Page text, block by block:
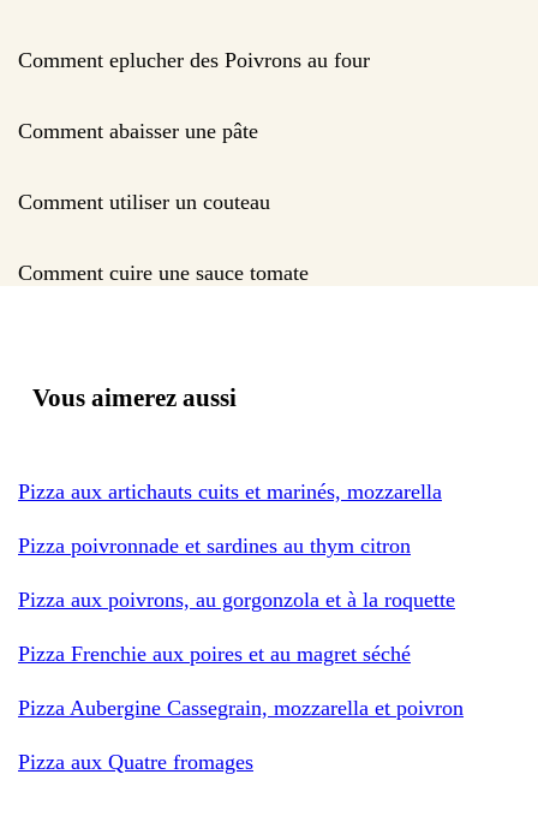
Comment eplucher des Poivrons au four
Comment abaisser une pâte
Comment utiliser un couteau
Comment cuire une sauce tomate
Vous aimerez aussi
Pizza aux artichauts cuits et marinés, mozzarella
Pizza poivronnade et sardines au thym citron
Pizza aux poivrons, au gorgonzola et à la roquette
Pizza Frenchie aux poires et au magret séché
Pizza Aubergine Cassegrain, mozzarella et poivron
Pizza aux Quatre fromages